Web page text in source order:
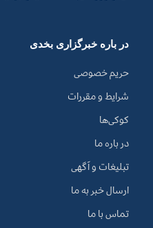
در باره خبرگزاری بخدی
حریم خصوصی
شرایط و مقررات
کوکی‌ها
در باره ما
تبلیغات و آگهی
ارسال خبر به ما
تماس با ما